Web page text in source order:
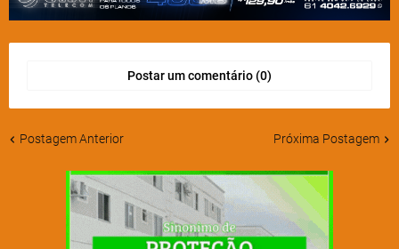
Postar um comentário (0)
Postagem Anterior Próxima Postagem